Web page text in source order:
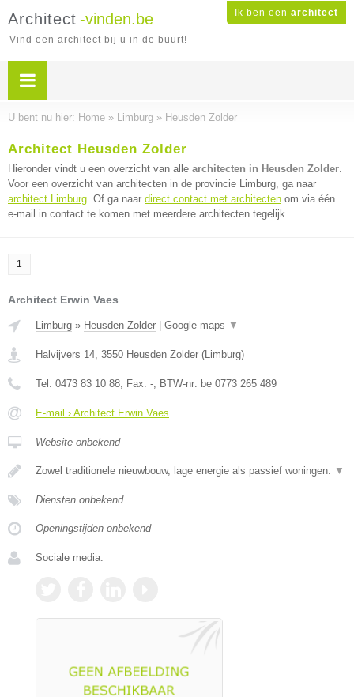
Ik ben een architect
Architect -vinden.be
Vind een architect bij u in de buurt!
U bent nu hier: Home » Limburg » Heusden Zolder
Architect Heusden Zolder
Hieronder vindt u een overzicht van alle architecten in Heusden Zolder.
Voor een overzicht van architecten in de provincie Limburg, ga naar
architect Limburg. Of ga naar direct contact met architecten om via één
e-mail in contact te komen met meerdere architecten tegelijk.
1
Architect Erwin Vaes
Limburg » Heusden Zolder Google maps ▼
Halvijvers 14, 3550 Heusden Zolder (Limburg)
Tel: 0473 83 10 88, Fax: -, BTW-nr: be 0773 265 489
E-mail › Architect Erwin Vaes
Website onbekend
Zowel traditionele nieuwbouw, lage energie als passief woningen. ▼
Diensten onbekend
Openingstijden onbekend
Sociale media: